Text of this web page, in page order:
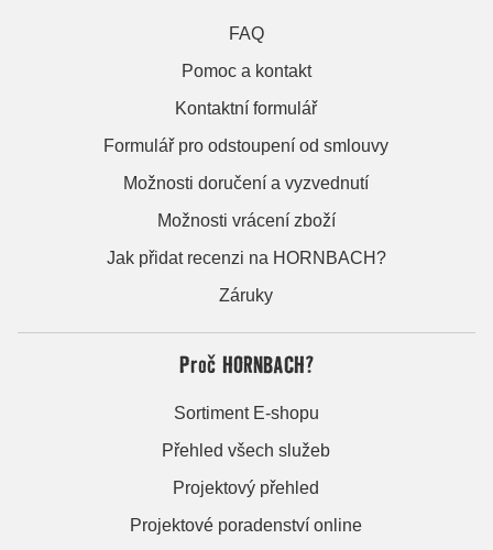
FAQ
Pomoc a kontakt
Kontaktní formulář
Formulář pro odstoupení od smlouvy
Možnosti doručení a vyzvednutí
Možnosti vrácení zboží
Jak přidat recenzi na HORNBACH?
Záruky
Proč HORNBACH?
Sortiment E-shopu
Přehled všech služeb
Projektový přehled
Projektové poradenství online